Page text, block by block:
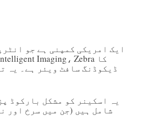
ڈیکوڈنگ سافٹ ویئر ہے۔ یہ
یہ اسکینر کو مشکل بارکوڈ
شامل ہیں (جن میں سرخ اور